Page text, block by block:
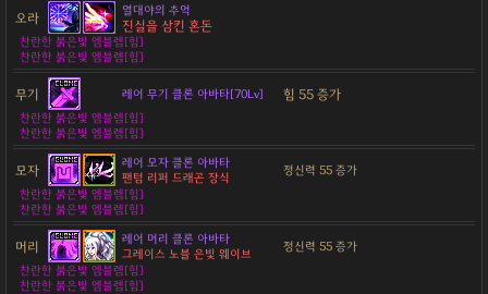
오라 열대야의 추억
진실을 삼킨 혼돈
찬란한 붉은빛 엠블렘[힘]
찬란한 붉은빛 엠블렘[힘]
무기 레어 무기 클론 아바타[70Lv] 힘 55 증가
찬란한 붉은빛 엠블렘[힘]
찬란한 붉은빛 엠블렘[힘]
모자
레어 모자 클론 아바타
팬텀 리퍼 드래곤 장식
정신력 55 증가
찬란한 붉은빛 엠블렘[힘]
찬란한 붉은빛 엠블렘[힘]
머리
레어 머리 클론 아바타
그레이스 노블 은빛 웨이브
정신력 55 증가
찬란한 붉은빛 엠블렘[힘]
찬란한 붉은빛 엠블렘[힘]